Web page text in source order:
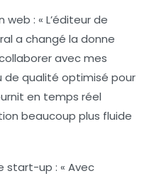
web : « L’éditeur de
a changé la donne
avec mes
de qualité optimisé pour
en temps réel
beaucoup plus fluide
start-up : « Avec